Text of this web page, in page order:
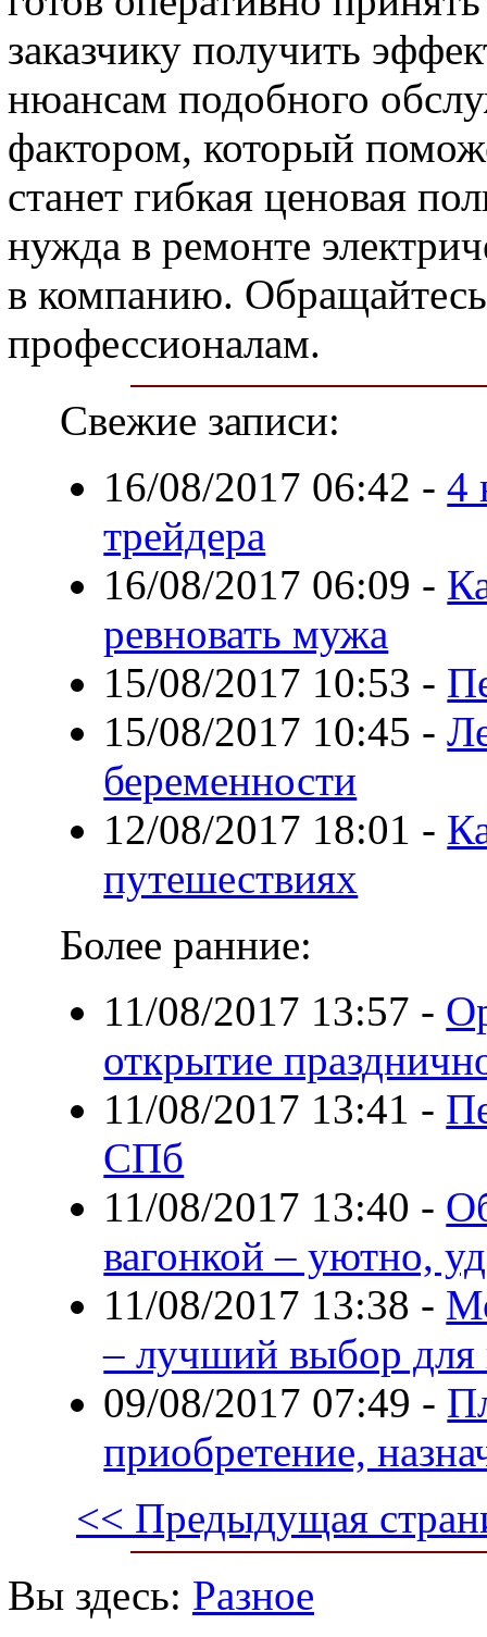
заказчику получить
нюансам подобного
фактором, который
станет гибкая ценовая
нужда в ремонте
в компанию.
профессионалам.
Свежие записи:
16/08/2017 06:42 -4
трейдера
16/08/2017 06:09 -
ревновать мужа
15/08/2017 10:53 -
15/08/2017 10:45 -
беременности
12/08/2017 18:01 -
путешествиях
Более ранние:
11/08/2017 13:57 -
открытие
11/08/2017 13:41 -
СПб
11/08/2017 13:40 -
вагонкой – уютно,
11/08/2017 13:38 -
– лучший выбор для
09/08/2017 07:49 -
приобретение,
<< Предыдущая
Вы здесь: Разное